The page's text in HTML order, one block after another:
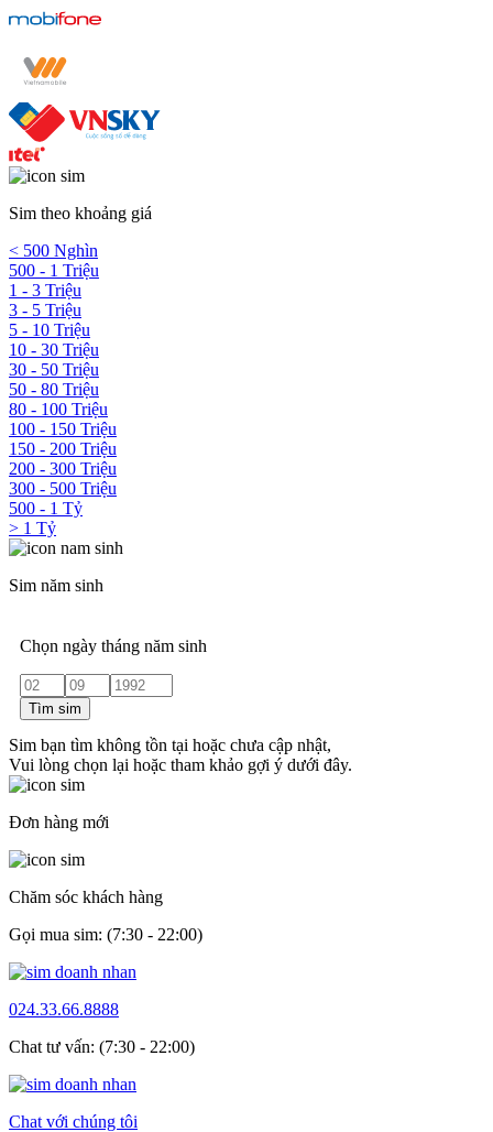
Sim theo khoảng giá
< 500 Nghìn
500 - 1 Triệu
1 - 3 Triệu
3 - 5 Triệu
5 - 10 Triệu
10 - 30 Triệu
30 - 50 Triệu
50 - 80 Triệu
80 - 100 Triệu
100 - 150 Triệu
150 - 200 Triệu
200 - 300 Triệu
300 - 500 Triệu
500 - 1 Tỷ
> 1 Tỷ
Sim năm sinh
Chọn ngày tháng năm sinh
Tìm sim
Sim bạn tìm không tồn tại hoặc chưa cập nhật,
Vui lòng chọn lại hoặc tham khảo gợi ý dưới đây.
Đơn hàng mới
Chăm sóc khách hàng
Gọi mua sim: (7:30 - 22:00)
024.33.66.8888
Chat tư vấn: (7:30 - 22:00)
Chat với chúng tôi